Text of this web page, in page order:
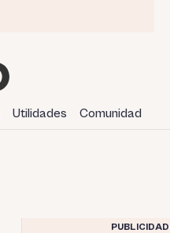
Utilidades Comunidad
PUBLICIDAD